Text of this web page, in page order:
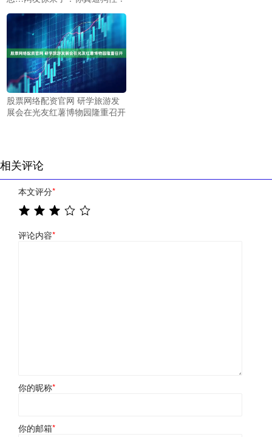
股票网络配资官网 研学旅游发
展会在光友红薯博物园隆重召开
相关评论
本文评分*
评论内容*
你的昵称*
你的邮箱*